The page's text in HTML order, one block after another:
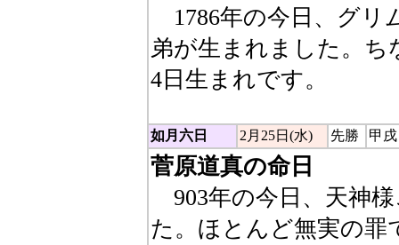
1786年の今日、グリ
弟が生まれました。
4日生まれです。
如月六日 2月25日(水) 先勝 甲戌
菅原道真の命日
903年の今日、天神
た。ほとんど無実の罪